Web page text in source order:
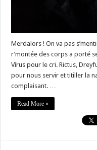
Merdalors ! On va pas
r’montée des corps a porté
Vîrus pour le cri. Rictus,
pour nous servir et titiller la
complaisant. …
Read More »